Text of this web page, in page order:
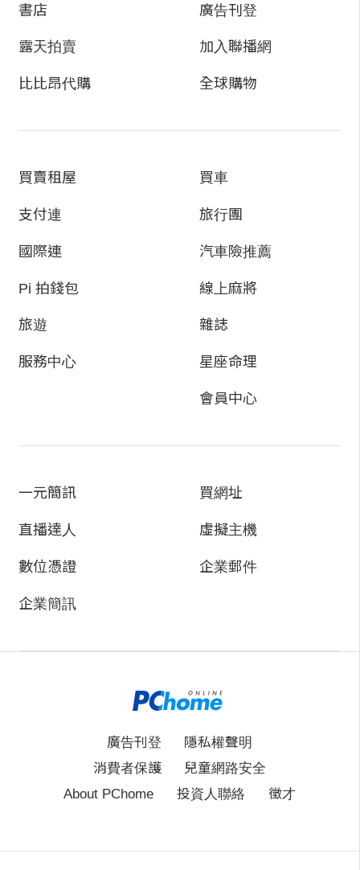
書店
露天拍賣
比比昂代購
廣告刊登
加入聯播網
全球購物
買賣租屋
支付連
國際連
Pi 拍錢包
旅遊
服務中心
買車
旅行團
汽車險推薦
線上麻將
雜誌
星座命理
會員中心
一元簡訊
直播達人
數位憑證
企業簡訊
買網址
虛擬主機
企業郵件
廣告刊登
隱私權聲明
消費者保護
兒童網路安全
About PChome
投資人聯絡 徵才